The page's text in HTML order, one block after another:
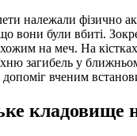
належали фізично
вони були вбиті.
на меч. На
загибель у
вченим
кладовище